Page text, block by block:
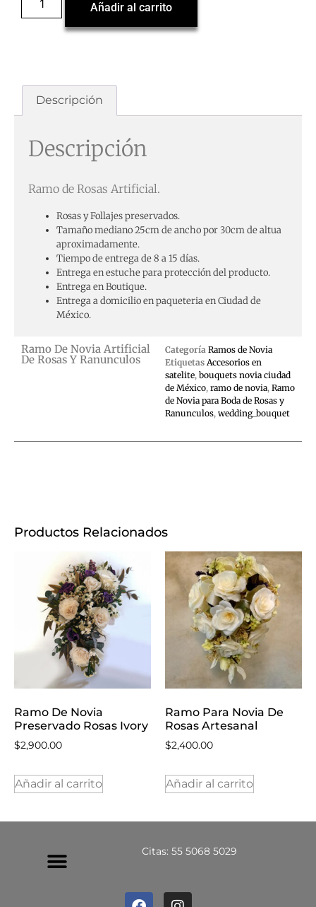
Añadir al carrito
Descripción
Descripción
Ramo de Rosas Artificial.
Rosas y Follajes preservados.
Tamaño mediano 25cm de ancho por 30cm de altua
aproximadamente.
Tiempo de entrega de 8 a 15 días.
Entrega en estuche para protección del producto.
Entrega en Boutique.
Entrega a domicilio en paqueteria en Ciudad de
México.
Ramo De Novia Artificial
De Rosas Y Ranunculos
Categoría Ramos de Novia
Etiquetas Accesorios en
satelite, bouquets novia ciudad
de México, ramo de novia, Ramo
de Novia para Boda de Rosas y
Ranunculos, wedding_bouquet
Productos Relacionados
Ramo De Novia
Preservado Rosas Ivory
$2,900.00
Añadir al carrito
Ramo Para Novia De
Rosas Artesanal
$2,400.00
Añadir al carrito
Citas: 55 5068 5029